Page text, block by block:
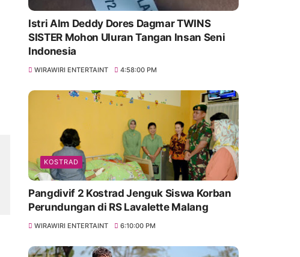
Istri Alm Deddy Dores Dagmar TWINS
SISTER Mohon Uluran Tangan Insan Seni
Indonesia
WIRAWIRI ENTERTAINT 4:58:00 PM
KOSTRAD
Pangdivif 2 Kostrad Jenguk Siswa Korban
Perundungan di RS Lavalette Malang
WIRAWIRI ENTERTAINT 6:10:00 PM